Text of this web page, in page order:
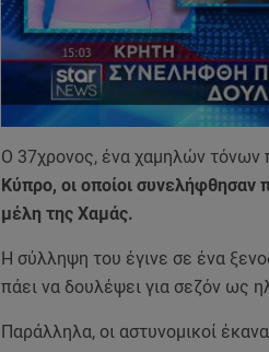
Ο 37χρονος, ένα χαμηλών τόνων
Κύπρο, οι οποίοι συνελήφθησαν
μέλη της Χαμάς.
Η σύλληψη του έγινε σε ένα
πάει να δουλέψει για σεζόν ως
Παράλληλα, οι αστυνομικοί